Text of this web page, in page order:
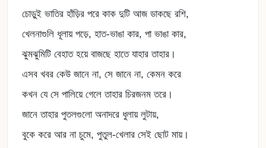
চোড়ুই ভাতির হাঁড়ির পরে কাক দুটি আজ ডাকছে রশি,
খেলনাগুলি ধূলায় পড়ে, হাত-ভাঙা কার, পা ভাঙা কার,
ঝুমঝুমিটি বেহাত হয়ে বাজছে হাতে যাহার তাহার।
এসব খবর কেউ জানে না, সে জানে না, কেমন করে
কখন যে সে পালিয়ে গেলে তাহার চিরজনম তরে।
জানে তাহার পুতলগুলো অনাদরে ধুলায় লুটায়,
বুকে করে আর না চুমে, পুতুল-খেলার সেই ছোট মায়।